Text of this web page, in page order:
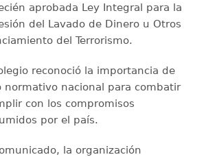
aprobada Ley Integral para la
del Lavado de Dinero u Otros
del Terrorismo.
reconoció la importancia de
normativo nacional para combatir
con los compromisos
por el país.
la organización